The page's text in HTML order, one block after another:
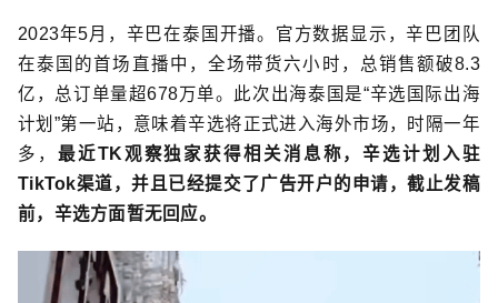
2023年5月，辛巴在泰国开播。官方数据显示，辛巴团队
在泰国的首场直播中，全场带货六小时，总销售额破8.3
亿，总订单量超678万单。此次出海泰国是“辛选国际出海
计划”第一站，意味着辛选将正式进入海外市场，时隔一年
多， 最近TK观察独家获得相关消息称，辛选计划入驻
TikTok渠道，并且已经提交了广告开户的申请，截止发稿
前，辛选方面暂无回应。